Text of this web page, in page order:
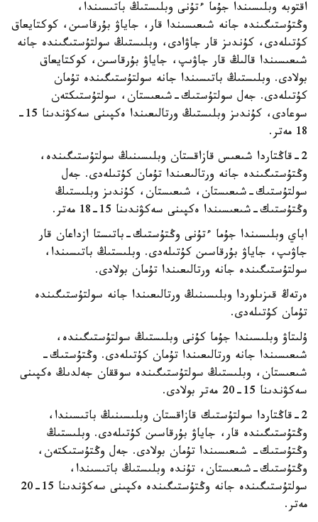
اقتوبە وبلىسىندا جۇما ءتۇنى وبلىستىڭ باتىسىندا،
وڭتۇستىگىندە جانە شىعىسىندا قار، جاياۋ بۇرقاسىن، كوكتايعاق
كۇتىلەدى، كۇندىز قار جاۋادى، وبلىستىڭ سولتۇستىگىندە جانە
شىعىسىندا قالىڭ قار جاۋىپ، جاياۋ بۇرقاسىن، كوكتايعاق
بولادى. وبلىستىڭ باتىسىندا جانە سولتۇستىگىندە تۇمان
كۇتىلەدى. جەل سولتۇستىك-شىعىستان، سولتۇستىكتەن
سوعادى، كۇندىز وبلىستىڭ ورتالىعىندا ەكپىنى سەكۋندىنا 15-
18 مەتر.
2-قاڭتاردا شىعىس قازاقستان وبلىسىنىڭ سولتۇستىگىندە،
وڭتۇستىگىندە جانە ورتالىعىندا تۇمان كۇتىلەدى. جەل
سولتۇستىك-شىعىستان، شىعىستان، كۇندىز وبلىستىڭ
وڭتۇستىك-شىعىسىندا ەكپىنى سەكۋندىنا 15-18 مەتر.
اباي وبلىسىندا جۇما ءتۇنى وڭتۇستىك-باتىستا ازداعان قار
جاۋىپ، جاياۋ بۇرقاسىن كۇتىلەدى. وبلىستىڭ باتىسىندا،
سولتۇستىگىندە جانە ورتالىعىندا تۇمان بولادى.
ەرتەڭ قىزىلوردا وبلىسىنىڭ ورتالىعىندا جانە سولتۇستىگىندە
تۇمان كۇتىلەدى.
ۇلىتاۋ وبلىسىندا جۇما كۇنى وبلىستىڭ سولتۇستىگىندە،
شىعىسىندا جانە ورتالىعىندا تۇمان كۇتىلەدى. وڭتۇستىك-
شىعىستان، وبلىستىڭ سولتۇستىگىندە سوققان جەلدىڭ ەكپىنى
سەكۋندىنا 15-20 مەتر بولادى.
2-قاڭتاردا سولتۇستىك قازاقستان وبلىسىنىڭ باتىسىندا،
وڭتۇستىگىندە قار، جاياۋ بۇرقاسىن كۇتىلەدى. وبلىستىڭ
وڭتۇستىك- شىعىسىندا تۇمان بولادى. جەل وڭتۇستىكتەن،
وڭتۇستىك-شىعىستان، تۇندە وبلىستىڭ باتىسىندا،
سولتۇستىگىندە جانە وڭتۇستىگىندە ەكپىنى سەكۋندىنا 15-20
مەتر.